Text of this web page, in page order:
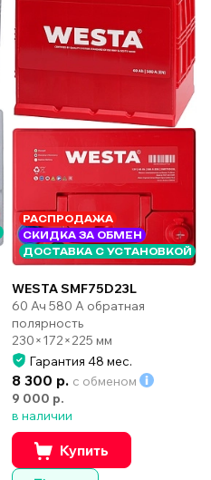
РАСПРОДАЖА
СКИДКА ЗА ОБМЕН
ДОСТАВКА С УСТАНОВКОЙ
WESTA SMF75D23L
60 Ач 580 А обратная
полярность
230×172×225 мм
Гарантия 48 мес.
8 300 р. с обменом
9 000 р.
в наличии
Купить